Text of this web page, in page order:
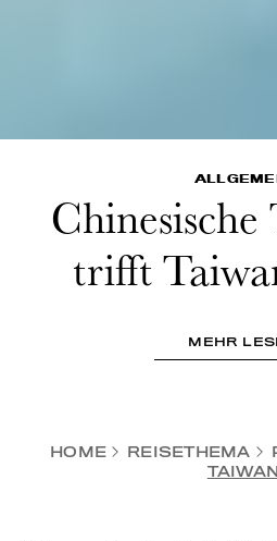
trifft
MEHR
HOME REISETHEMA
TAIWAN